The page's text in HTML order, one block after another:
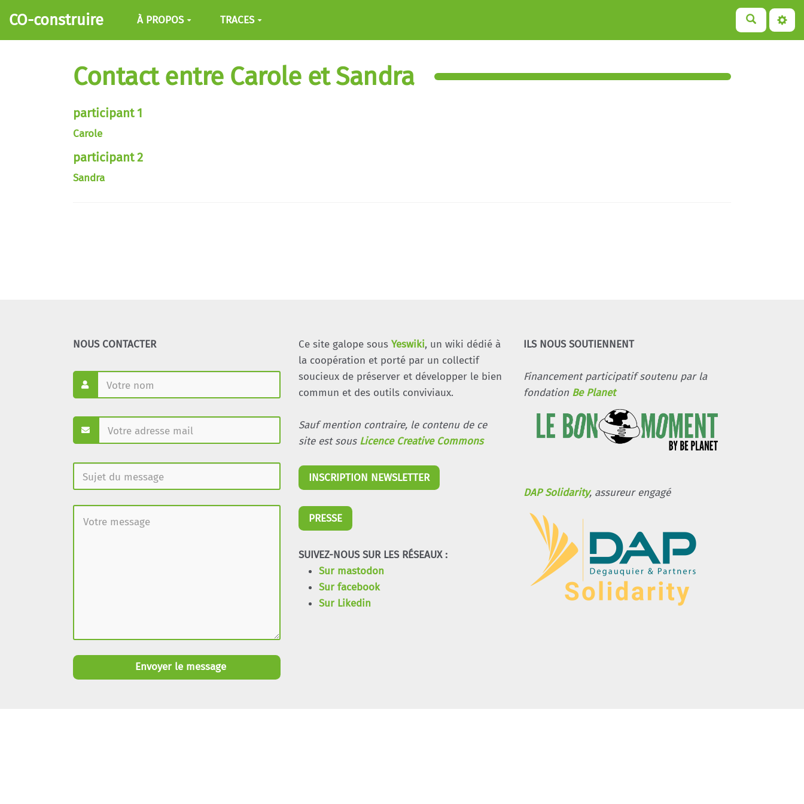
Aller au contenu principal
CO-construire À PROPOS TRACES
Contact entre Carole et Sandra
participant 1
Carole
participant 2
Sandra
NOUS CONTACTER
Envoyer le message
Ce site galope sous Yeswiki, un wiki dédié à
la coopération et porté par un collectif
soucieux de préserver et développer le bien
commun et des outils conviviaux.
Sauf mention contraire, le contenu de ce
site est sous Licence Creative Commons
INSCRIPTION NEWSLETTER
PRESSE
SUIVEZ-NOUS SUR LES RÉSEAUX :
Sur mastodon
Sur facebook
Sur Likedin
ILS NOUS SOUTIENNENT
Financement participatif soutenu par la
fondation Be Planet
DAP Solidarity, assureur engagé